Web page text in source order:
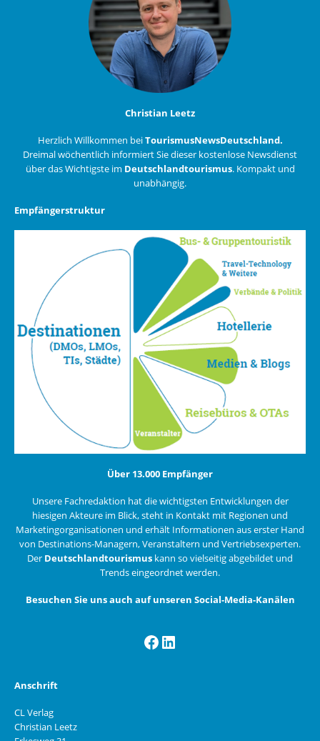
Christian Leetz
Herzlich Willkommen beiTourismusNewsDeutschland.
Dreimal wöchentlich informiert Sie dieser kostenlose Newsdienst
über das Wichtigste im Deutschlandtourismus. Kompakt und
unabhängig.
Empfängerstruktur
Über 13.000 Empfänger
Unsere Fachredaktion hat die wichtigsten Entwicklungen der
hiesigen Akteure im Blick, steht in Kontakt mit Regionen und
Marketingorganisationen und erhält Informationen aus erster Hand
von Destinations-Managern, Veranstaltern und Vertriebsexperten.
Der Deutschlandtourismus kann so vielseitig abgebildet und
Trends eingeordnet werden.
Besuchen Sie uns auch auf unseren Social-Media-Kanälen
Facebook
LinkedIn
Anschrift
CL Verlag
Christian Leetz